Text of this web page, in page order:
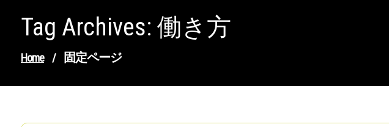
Tag Archives: 働き方
Home / 固定ページ